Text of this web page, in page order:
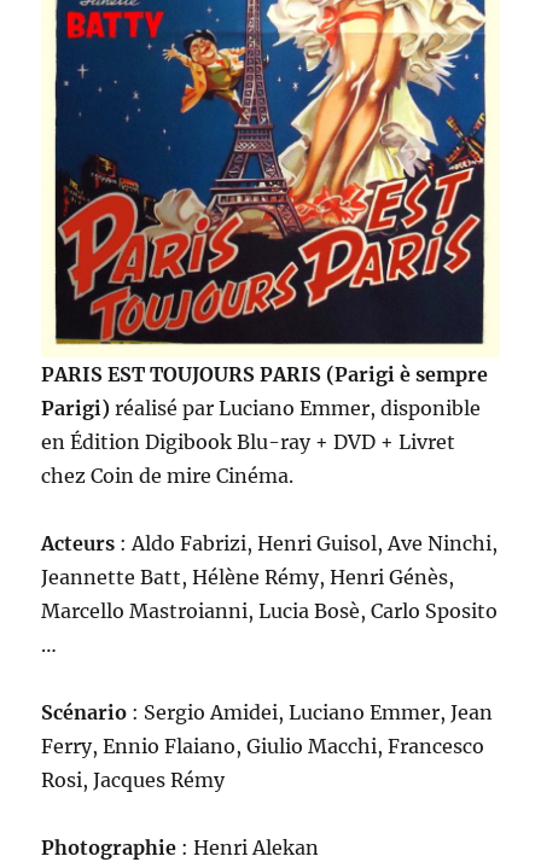
PARIS EST TOUJOURS PARIS (Parigi è sempre
Parigi) réalisé par Luciano Emmer, disponible
en Édition Digibook Blu-ray + DVD + Livret
chez Coin de mire Cinéma.
Acteurs : Aldo Fabrizi, Henri Guisol, Ave Ninchi,
Jeannette Batt, Hélène Rémy, Henri Génès,
Marcello Mastroianni, Lucia Bosè, Carlo Sposito
…
Scénario : Sergio Amidei, Luciano Emmer, Jean
Ferry, Ennio Flaiano, Giulio Macchi, Francesco
Rosi, Jacques Rémy
Photographie : Henri Alekan